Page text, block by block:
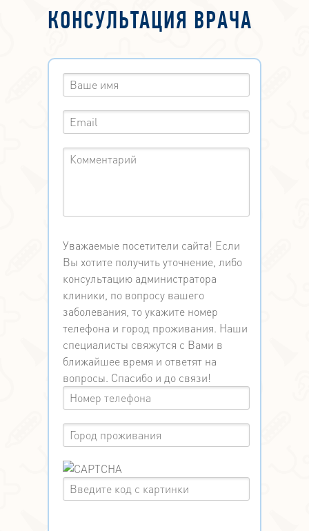
КОНСУЛЬТАЦИЯ ВРАЧА
Уважаемые посетители сайта! Если
Вы хотите получить уточнение, либо
консультацию администратора
клиники, по вопросу вашего
заболевания, то укажите номер
телефона и город проживания. Наши
специалисты свяжутся с Вами в
ближайшее время и ответят на
вопросы. Спасибо и до связи!